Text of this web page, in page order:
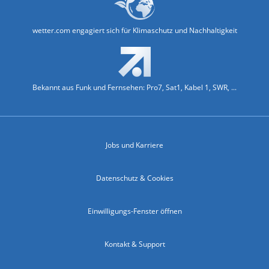
wetter.com engagiert sich für Klimaschutz und Nachhaltigkeit
Bekannt aus Funk und Fernsehen: Pro7, Sat1, Kabel 1, SWR, ...
Jobs und Karriere
Datenschutz & Cookies
Einwilligungs-Fenster öffnen
Kontakt & Support